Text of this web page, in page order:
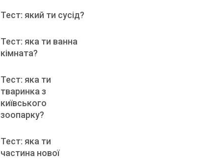
Тест: який ти сусід?
Тест: яка ти ванна
кімната?
Тест: яка ти
тваринка з
київського
зоопарку?
Тест: яка ти
частина нової